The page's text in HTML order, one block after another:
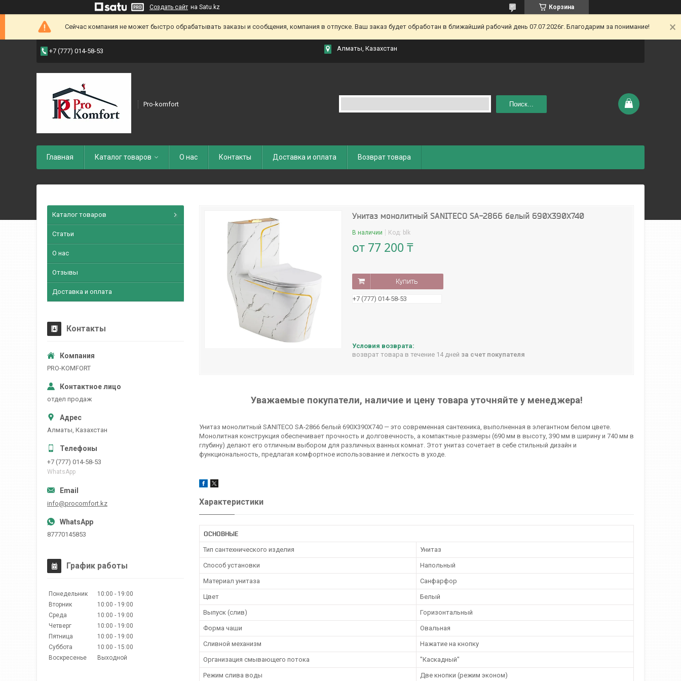
Создать сайт на Satu.kz Корзина
Сейчас компания не может быстро обрабатывать заказы и сообщения, компания в отпуске. Ваш заказ будет обработан в ближайший рабочий день 07.07.2026г. Благодарим за понимание!
+7 (777) 014-58-53 Алматы, Казахстан
Pro-komfort Поиск...
Главная Каталог товаров О нас Контакты Доставка и оплата Возврат товара
Унитаз монолитный SANITECO SA-2866 белый 690X390X740
В наличии Код: blk
от 77 200 ₸
Купить
+7 (777) 014-58-53
возврат товара в течение 14 дней за счет покупателя
Уважаемые покупатели, наличие и цену товара уточняйте у менеджера!
Унитаз монолитный SANITECO SA-2866 белый 690X390X740 — это современная сантехника, выполненная в элегантном белом цвете.
Монолитная конструкция обеспечивает прочность и долговечность, а компактные размеры (690 мм в высоту, 390 мм в ширину и 740 мм в
глубину) делают его отличным выбором для различных ванных комнат. Этот унитаз сочетает в себе стильный дизайн и
функциональность, предлагая комфортное использование и легкость в уходе.
Характеристики
ОСНОВНЫЕ
Тип сантехнического изделия Унитаз
Способ установки Напольный
Материал унитаза Санфарфор
Цвет Белый
Выпуск (слив) Горизонтальный
Форма чаши Овальная
Сливной механизм Нажатие на кнопку
Организация смывающего потока "Каскадный"
Режим слива воды Две кнопки (режим эконом)
Каталог товаров
Статьи
О нас
Отзывы
Доставка и оплата
Контакты
PRO-KOMFORT
отдел продаж
Алматы, Казахстан
+7 (777) 014-58-53
WhatsApp
info@procomfort.kz
87770145853
График работы
Понедельник 10:00
19:00
Вторник
10:00
19:00
Среда
10:00
19:00
Четверг
10:00
19:00
Пятница
10:00
19:00
Суббота
10:00
15:00
Воскресенье
Выходной